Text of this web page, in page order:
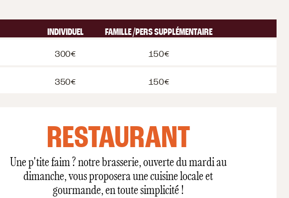
INDIVIDUEL FAMILLE /PERS SUPPLÉMENTAIRE
300€ 150€
350€ 150€
RESTAURANT
Une p'tite faim ? notre brasserie, ouverte du mardi au
dimanche, vous proposera une cuisine locale et
gourmande, en toute simplicité !